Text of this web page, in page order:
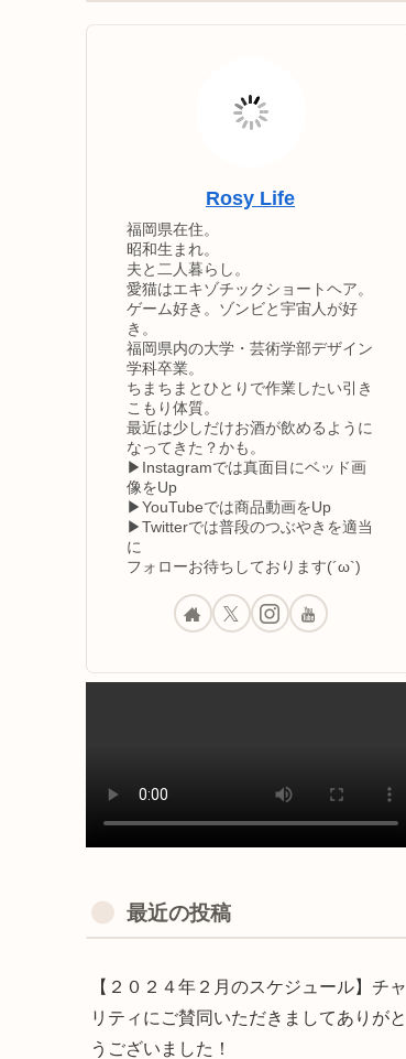
Rosy Life
福岡県在住。
昭和生まれ。
夫と二人暮らし。
愛猫はエキゾチックショートヘア。
ゲーム好き。ゾンビと宇宙人が好
き。
福岡県内の大学・芸術学部デザイン
学科卒業。
ちまちまとひとりで作業したい引き
こもり体質。
最近は少しだけお酒が飲めるように
なってきた？かも。
▶Instagramでは真面目にベッド画
像をUp
▶YouTubeでは商品動画をUp
▶Twitterでは普段のつぶやきを適当
に
フォローお待ちしております(´ω`)
最近の投稿
【２０２４年２月のスケジュール】チャ
リティにご賛同いただきましてありがと
うございました！